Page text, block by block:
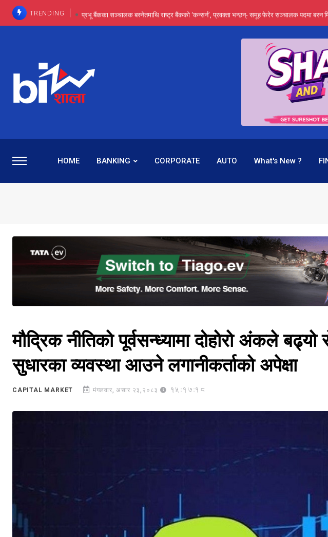
TRENDING प्रभू बैंकका सञ्चालक बस्नेतमाथि राष्ट्र बैंकको ‘कन्सर्न’, प्रवक्ता भन्छन्- समूह फेरेर सञ्चालक पदमा बस्न
प्रभू बैंकमा सेञ्चुरीबाट आएका कर्मचारीमाथि हदैसम्मको विभेदः एउटै पदमा दुई थरि तलब, वर्षमै ९२ हजार
कमाइमा गरिमाको दमदार छलाङ, सेयरधनीलाई २० प्रतिशत लाभांश दिने क्षमता
प्रभु बैंकमा रमिता : सर्वसाधारणबाट छिरेका बस्नेत संस्थापक बनेर निरन्तर, राष्ट्र बैंक किन मौन ?
HOME BANKING CORPORATE AUTO What's New ?
मौद्रिक नीतिको पूर्वसन्ध्यामा दोहोरो अंकले
सुधारका व्यवस्था आउने लगानीकर्ताको अपेक्षा
CAPITAL MARKET मंगलवार, असार २३,२०८३ 15:17:18